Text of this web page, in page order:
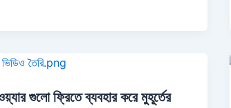
গুলো ফ্রিতে ব্যবহার করে মুহূর্তের